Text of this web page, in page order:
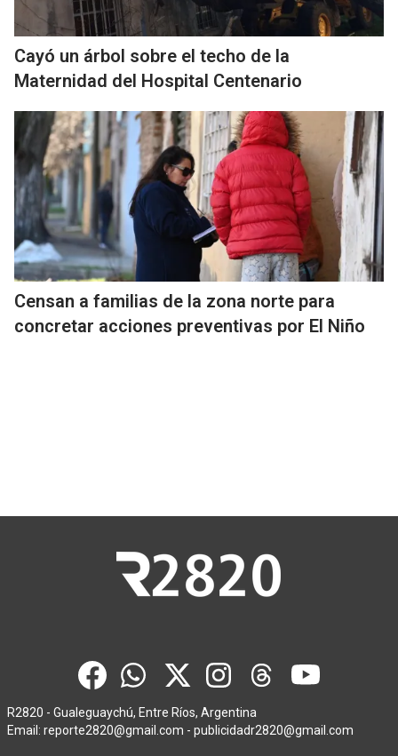
Cayó un árbol sobre el techo de la
Maternidad del Hospital Centenario
Censan a familias de la zona norte para
concretar acciones preventivas por El Niño
R2820 - Gualeguaychú, Entre Ríos, Argentina
Email: reporte2820@gmail.com - publicidadr2820@gmail.com